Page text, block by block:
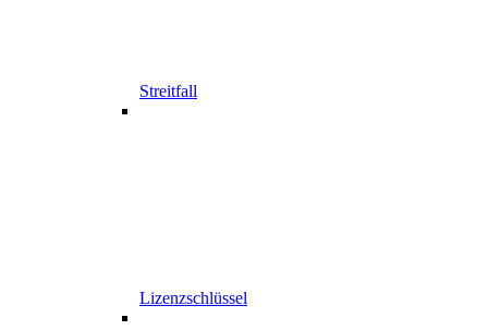
Streitfall
Lizenzschlüssel